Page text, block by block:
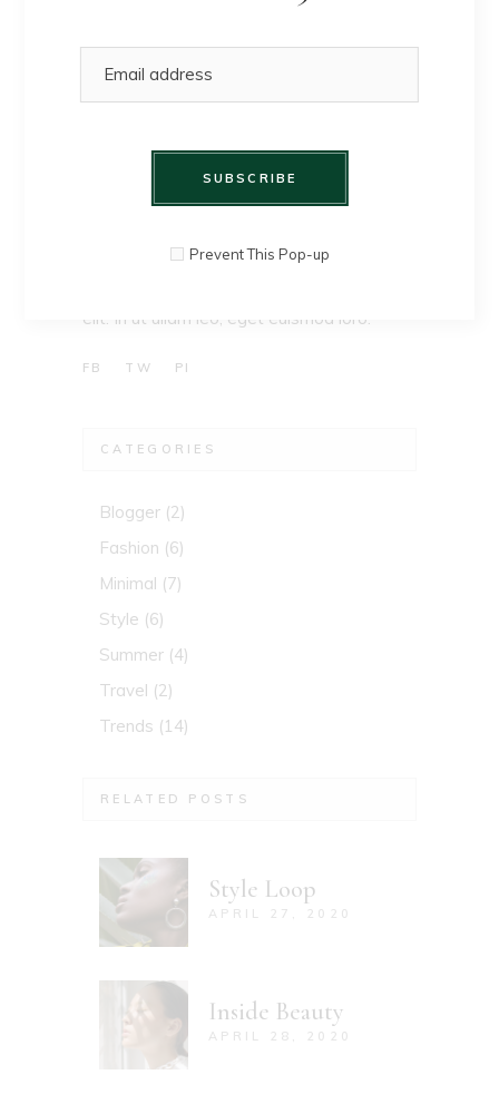
SUBSCRIBE
Prevent This Pop-up
elit. In ut ullam leo, eget euismod loro.
FB TW PI
CATEGORIES
Blogger (2)
Fashion (6)
Minimal (7)
Style (6)
Summer (4)
Travel (2)
Trends (14)
RELATED POSTS
Style Loop
APRIL 27, 2020
Inside Beauty
APRIL 28, 2020